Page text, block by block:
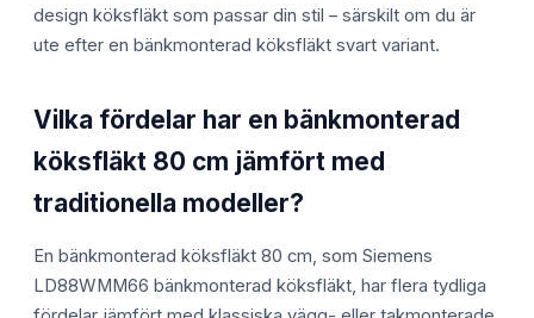
design köksfläkt som passar din stil – särskilt om du är
ute efter en bänkmonterad köksfläkt svart variant.
Vilka fördelar har en bänkmonterad
köksfläkt 80 cm jämfört med
traditionella modeller?
En bänkmonterad köksfläkt 80 cm, som Siemens
LD88WMM66 bänkmonterad köksfläkt, har flera tydliga